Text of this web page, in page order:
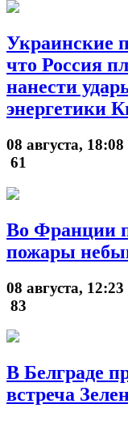
Украинские
что Россия
нанести
энергетики
08 августа, 18:08
61
Во Франции
пожары
08 августа, 12:23
83
В Белграде
встреча